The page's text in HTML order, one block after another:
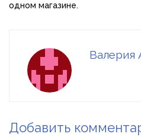
одном магазине.
Валерия
Добавить